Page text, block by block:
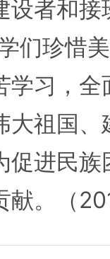
者和接
们珍惜
学习，
大祖国
促进民
献。（